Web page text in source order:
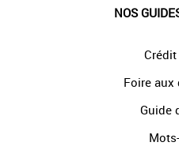
NOS
Foire
Guide